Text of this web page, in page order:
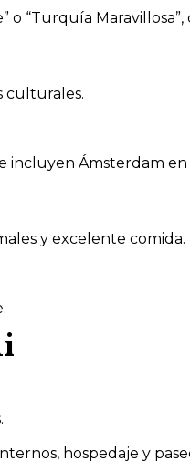
“Turquía
culturales.
incluyen Ámsterdam en
y excelente comida.
hospedaje y